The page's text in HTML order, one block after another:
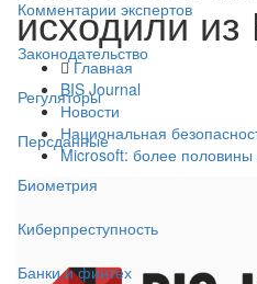
Комментарии экспертов
Законодательство
Регуляторы
Персданные
Биометрия
Киберпреступность
Банки и финтех
исходили
Главная
BIS Journal
Новости
Национальная
Microsoft: более половины